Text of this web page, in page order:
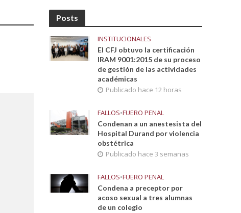
Posts
INSTITUCIONALES
El CFJ obtuvo la certificación
IRAM 9001:2015 de su proceso
de gestión de las actividades
académicas
Publicado hace 12 horas
FALLOS•FUERO PENAL
Condenan a un anestesista del
Hospital Durand por violencia
obstétrica
Publicado hace 3 semanas
FALLOS•FUERO PENAL
Condena a preceptor por
acoso sexual a tres alumnas
de un colegio